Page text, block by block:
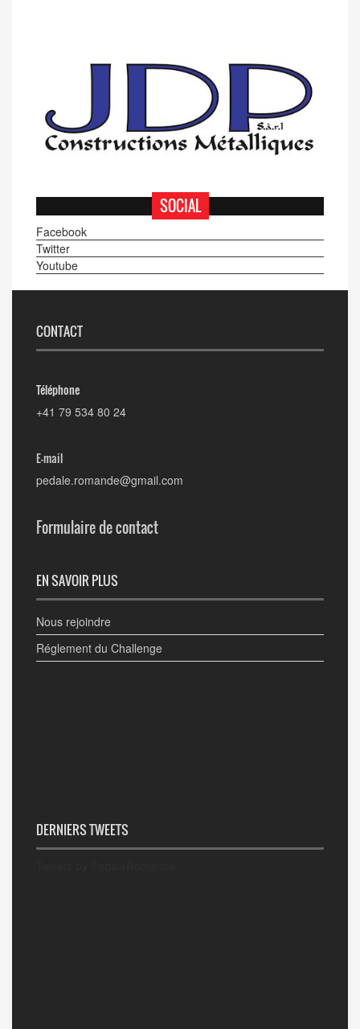
SOCIAL
Facebook
Twitter
Youtube
CONTACT
Téléphone
+41 79 534 80 24
E-mail
pedale.romande@gmail.com
Formulaire de contact
EN SAVOIR PLUS
Nous rejoindre
Réglement du Challenge
DERNIERS TWEETS